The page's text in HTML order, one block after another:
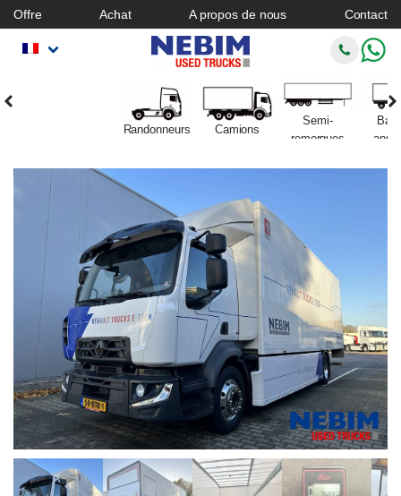
Offre Achat A propos de nous Contact
Randonneurs Camions
Semi-
remorques